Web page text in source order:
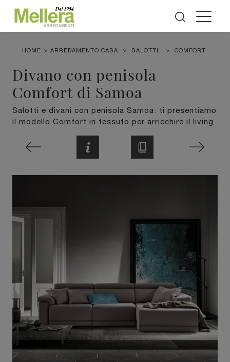
HOME > ARREDAMENTO CASA > SALOTTI > COMFORT
Divano con penisola
Comfort di Samoa
Salotti e divani con penisola Samoa: ti presentiamo
il modello Comfort in tessuto per arricchire il living.